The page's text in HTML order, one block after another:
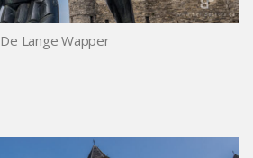
De Lange Wapper